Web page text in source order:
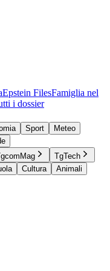
Epstein FilesFamiglia nel
i dossier
Sport
Meteo
TgTech
Cultura
Animali